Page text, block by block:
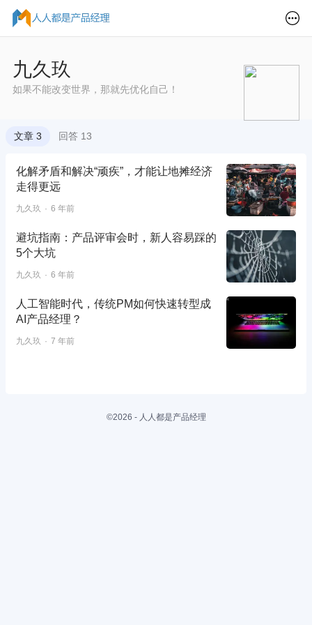
九久玖
如果不能改变世界，那就先优化自己！
文章 3 回答 13
化解矛盾和解决“顽疾”，才能让地摊经济
走得更远
九久玖 6 年前
避坑指南：产品评审会时，新人容易踩的
5个大坑
九久玖 6 年前
人工智能时代，传统PM如何快速转型成
AI产品经理？
九久玖 7 年前
©2026 - 人人都是产品经理